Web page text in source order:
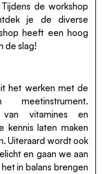
de workshop
je de diverse
heeft een hoog
de slag!
het werken met de
vitamines en
kennis laten maken
Uiteraard wordt ook
en gaan we aan
in balans brengen